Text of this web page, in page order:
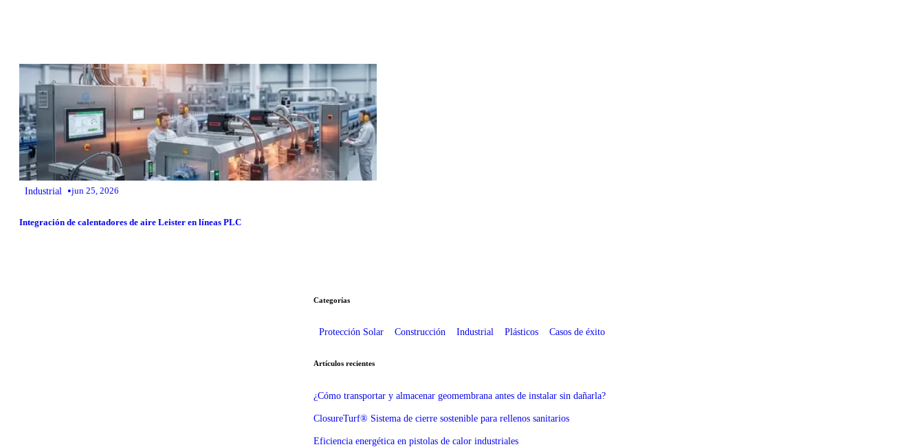
Industrial •jun 25, 2026
Integración de calentadores de aire Leister en líneas PLC
Categorías
Protección Solar Construcción Industrial Plásticos Casos de éxito
Artículos recientes
¿Cómo transportar y almacenar geomembrana antes de instalar sin dañarla?
ClosureTurf® Sistema de cierre sostenible para rellenos sanitarios
Eficiencia energética en pistolas de calor industriales